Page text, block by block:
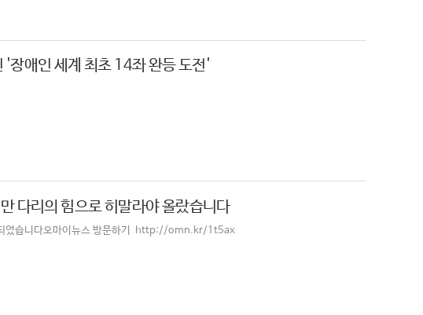
'장애인 세계 최초 14좌 완등 도전'
다리의 힘으로 히말라야 올랐습니다
었습니다오마이뉴스 방문하기 http://omn.kr/1t5ax